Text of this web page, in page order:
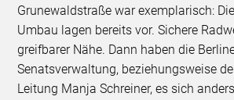
Grunewaldstraße war exemplarisch:
Umbau lagen bereits vor. Sichere
greifbarer Nähe. Dann haben die
Senatsverwaltung, beziehungsweise
Leitung Manja Schreiner, es sich